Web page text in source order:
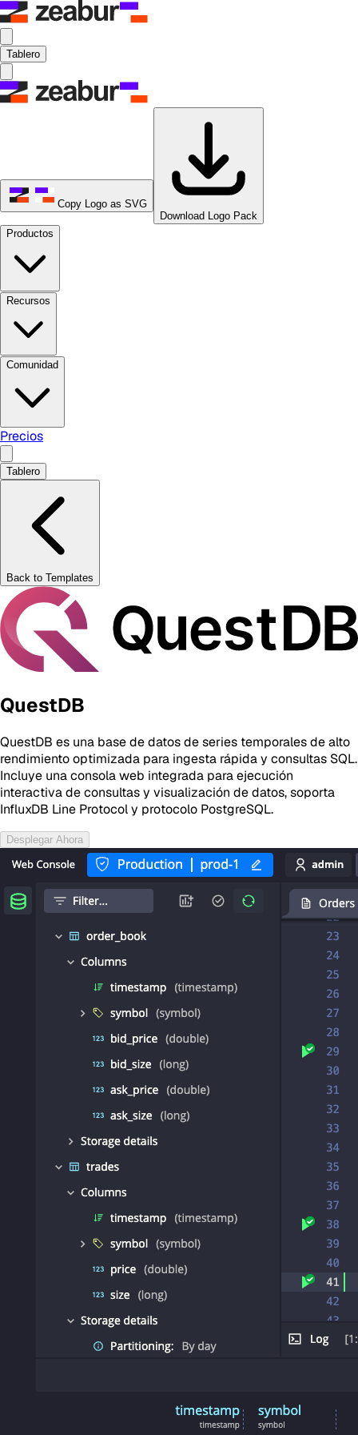
Tablero
Copy Logo as SVG
Download Logo Pack
Productos
Recursos
Comunidad
Precios
Tablero
Back to Templates
QuestDB
QuestDB es una base de datos de series temporales de alto
rendimiento optimizada para ingesta rápida y consultas SQL.
Incluye una consola web integrada para ejecución
interactiva de consultas y visualización de datos, soporta
InfluxDB Line Protocol y protocolo PostgreSQL.
Desplegar Ahora